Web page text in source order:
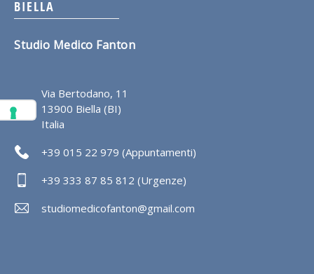
BIELLA
Studio Medico Fanton
Via Bertodano, 11
13900 Biella (BI)
Italia
+39 015 22 979 (Appuntamenti)
+39 333 87 85 812 (Urgenze)
studiomedicofanton@gmail.com